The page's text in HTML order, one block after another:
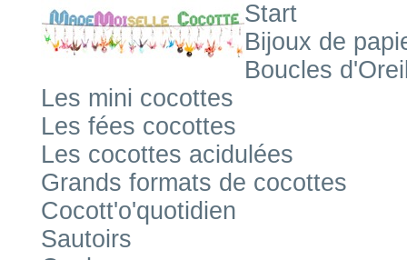
Start
Bijoux de
Boucles
Les mini cocottes
Les fées cocottes
Les cocottes acidulées
Grands formats de cocottes
Cocott'o'quotidien
Sautoirs